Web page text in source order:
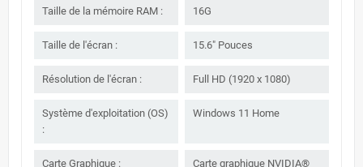
Taille de la mémoire RAM : 16G
Taille de l'écran : 15.6" Pouces
Résolution de l'écran : Full HD (1920 x 1080)
Système d'exploitation (OS)
:
Windows 11 Home
Carte Graphique :
Carte graphique NVIDIA®